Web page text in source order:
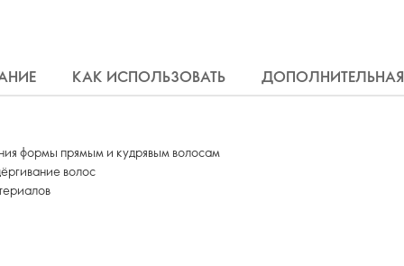
КАК ИСПОЛЬЗОВАТЬ
формы прямым и кудрявым волосам
волос